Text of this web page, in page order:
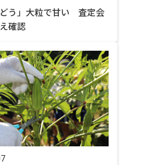
どう」大粒で甘い 査定会
確認